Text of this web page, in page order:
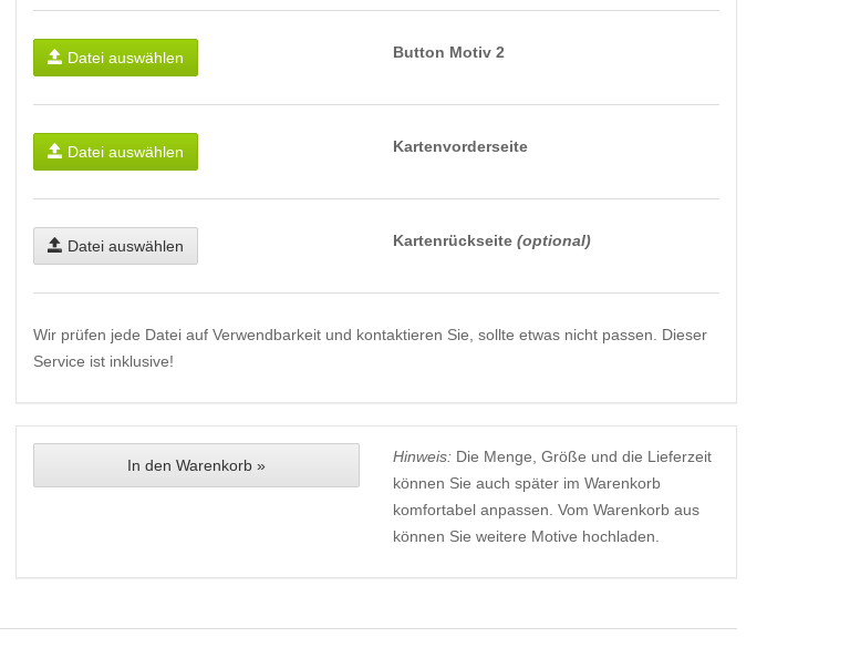
Datei auswählen Button Motiv 2
Datei auswählen Kartenvorderseite
Datei auswählen Kartenrückseite (optional)
Wir prüfen jede Datei auf Verwendbarkeit und kontaktieren Sie, sollte etwas nicht passen. Dieser
Service ist inklusive!
In den Warenkorb » Hinweis:Die Menge, Größe und die Lieferzeit
können Sie auch später im Warenkorb
komfortabel anpassen. Vom Warenkorb aus
können Sie weitere Motive hochladen.